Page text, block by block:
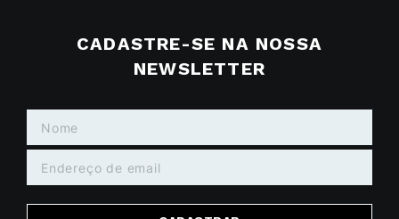
CADASTRE-SE NA NOSSA
NEWSLETTER